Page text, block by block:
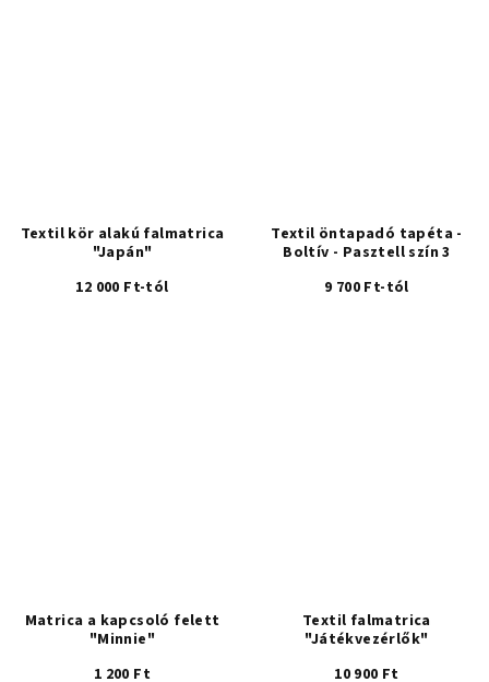
Textil kör alakú falmatrica
"Japán"
12 000 Ft-tól
Textil öntapadó tapéta -
Boltív - Pasztell szín 3
9 700 Ft-tól
Matrica a kapcsoló felett
"Minnie"
1 200 Ft
Textil falmatrica
"Játékvezérlők"
10 900 Ft